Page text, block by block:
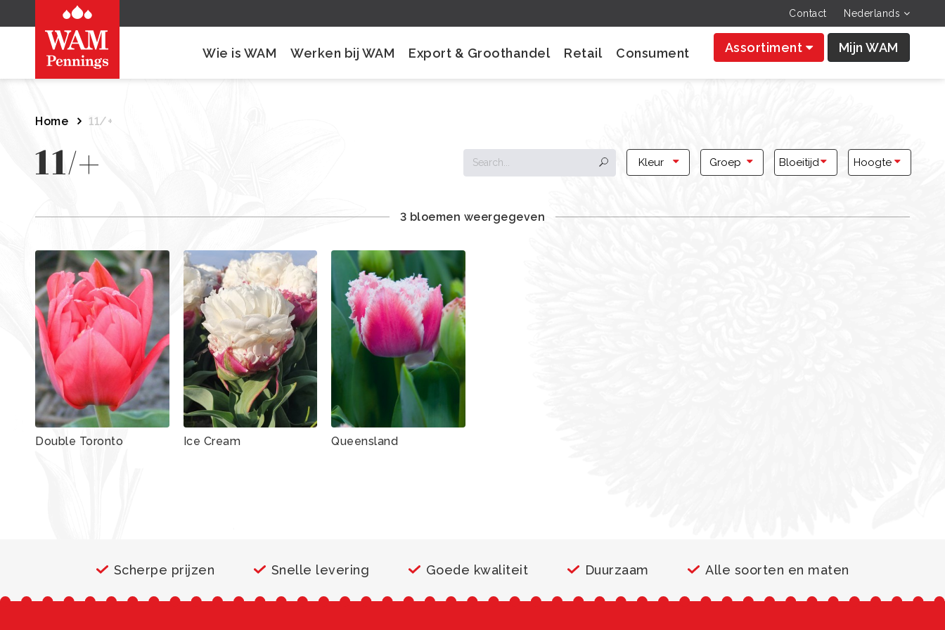
Contact Nederlands
Wie is WAM Werken bij WAM Export & Groothandel Retail Consument Assortiment Mijn WAM
Home 11/+
11/+ Kleur Groep Bloeitijd Hoogte
3 bloemen weergegeven
Double Toronto Ice Cream Queensland
Scherpe prijzen Snelle levering Goede kwaliteit Duurzaam Alle soorten en maten